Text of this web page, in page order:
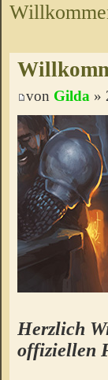
von Gilda »
Herzlich
offiziellen